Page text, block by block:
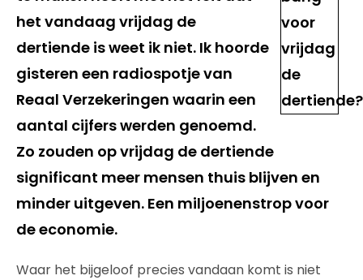
het vandaag vrijdag de
dertiende is weet ik niet. Ik hoorde
gisteren een radiospotje van
Reaal Verzekeringen waarin een
aantal cijfers werden genoemd.
Zo zouden op vrijdag de dertiende
significant meer mensen thuis blijven en
minder uitgeven. Een miljoenenstrop voor
de economie.
Waar het bijgeloof precies vandaan komt is niet